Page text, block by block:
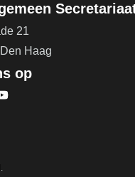
21
Haag
op
Facebook pagina
X pagina (opent in
onze LinkedIn pagina
onze Instagram
onze YouTube